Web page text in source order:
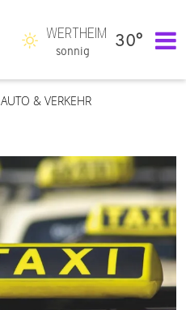
WERTHEIM
sonnig
30°
AUTO & VERKEHR